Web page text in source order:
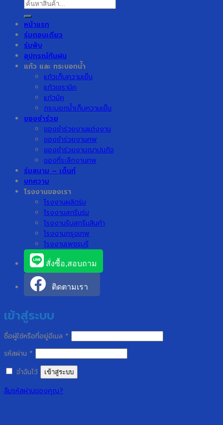
ค้นหา:
หน้าแรก
ร่มตอนเดียว
ร่มพับ
อุปกรณ์กันฝน
แก้ว และ กระบอกน้ำ
แก้วเก็บความเย็น
แก้วเซรามิค
แก้วมัค
กระบอกน้ำเก็บความเย็น
ของชำร่วย
ของชำร่วยงานแต่งงาน
ของชำร่วยงานศพ
ของชำร่วยงานฌาปนกิจ
ของที่ระลึกงานศพ
ร่มสนาม – เต็นท์
บทความ
โรงงานของเรา
โรงงานผลิตร่ม
โรงงานสกรีนร่ม
โรงงานรับสกรีนสินค้า
โรงงานกรุงเทพ
โรงงานเพชรบุรี
สั่งซื้อ,สอบถาม
ติดตามเรา
เข้าสู่ระบบ
ชื่อผู้ใช้หรือที่อยู่อีเมล *
รหัสผ่าน *
จำฉันไว้
เข้าสู่ระบบ
ลืมรหัสผ่านของคุณ?